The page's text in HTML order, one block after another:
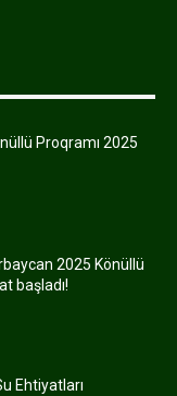
Proqramı 2025
2025 Könüllü
başladı!
Ehtiyatları